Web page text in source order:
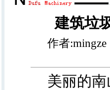
建筑垃
作者
美丽的南山